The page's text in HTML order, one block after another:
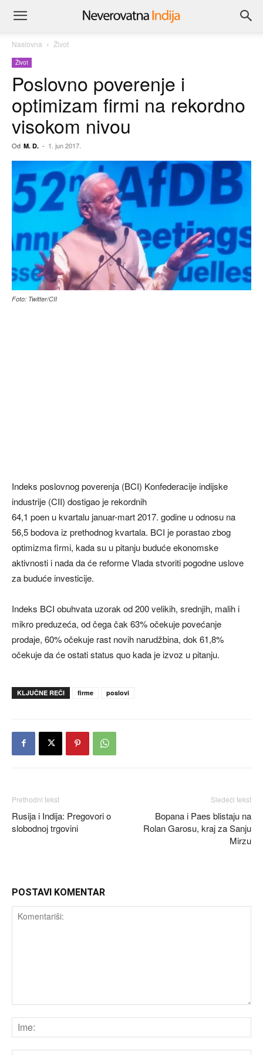
Naslovna Život
Život
Poslovno poverenje i
optimizam firmi na rekordno
visokom nivou
Od M. D. - 1. jun 2017.
Foto: Twitter/CII
Indeks poslovnog poverenja (BCI) Konfederacije indijske
industrije (CII) dostigao je rekordnih
64,1 poen u kvartalu januar-mart 2017. godine u odnosu na
56,5 bodova iz prethodnog kvartala. BCI je porastao zbog
optimizma firmi, kada su u pitanju buduće ekonomske
aktivnosti i nada da će reforme Vlada stvoriti pogodne uslove
za buduće investicije.
Indeks BCI obuhvata uzorak od 200 velikih, srednjih, malih i
mikro preduzeća, od čega čak 63% očekuje povećanje
prodaje, 60% očekuje rast novih narudžbina, dok 61,8%
očekuje da će ostati status quo kada je izvoz u pitanju.
KLJUČNE REČI firme poslovi
Prethodni tekst
Rusija i Indija: Pregovori o
slobodnoj trgovini
Sledeći tekst
Bopana i Paes blistaju na
Rolan Garosu, kraj za Sanju
Mirzu
POSTAVI KOMENTAR